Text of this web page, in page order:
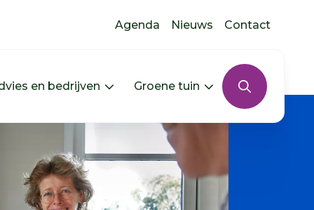
Agenda Nieuws Contact
uitklappen
jouw buurt uitklappen
en bedrijven Menu Advies en bedrijven
Groene tuin Menu Groene